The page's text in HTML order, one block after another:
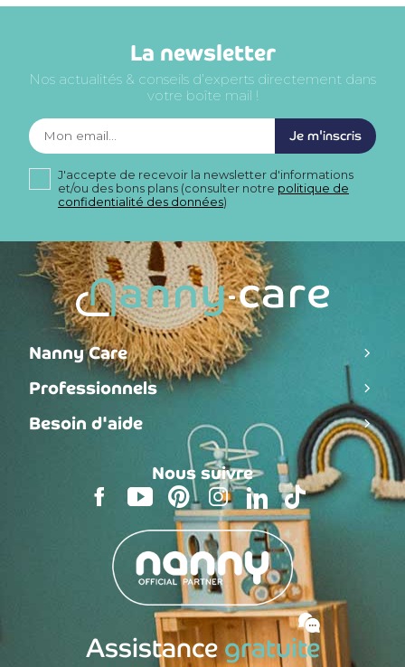
La newsletter
Nos actualités & conseils d’experts directement dans
votre boîte mail !
Je m'inscris
J'accepte de recevoir la newsletter d'informations
et/ou des bons plans (consulter notre politique de
confidentialité des données)
Nanny Care
Professionnels
Besoin d'aide
Nous suivre
Assistance gratuite